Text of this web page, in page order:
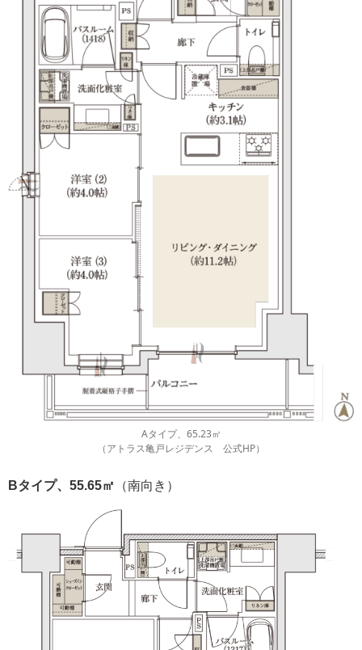
Aタイプ、65.23㎡
（アトラス亀戸レジデンス 公式HP）
Bタイプ、55.65㎡ （南向き）